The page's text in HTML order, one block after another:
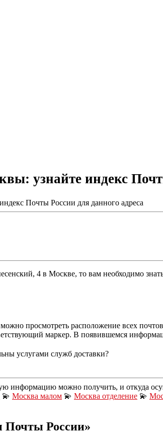
узнайте индекс
Почты России для данного адреса
4 в Москве, то вам необходимо
просмотреть расположение всех
маркер. В появившемся
услугами служб доставки?
информацию можно получить, и откуда
💫 Москва малом 💫 Москва отделение 💫
Почты России»